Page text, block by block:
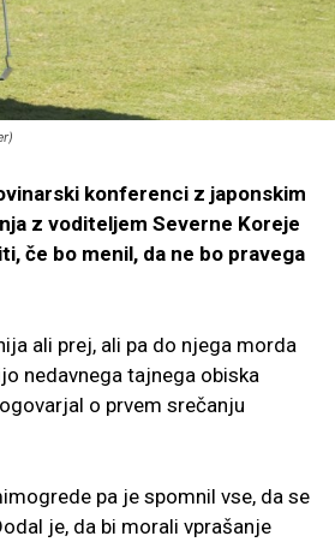
konferenci z japonskim
z voditeljem Severne Koreje
če bo menil, da ne bo pravega
ali prej, ali pa do njega morda
nedavnega tajnega obiska
o prvem srečanju
pa je spomnil vse, da se
je, da bi morali vprašanje